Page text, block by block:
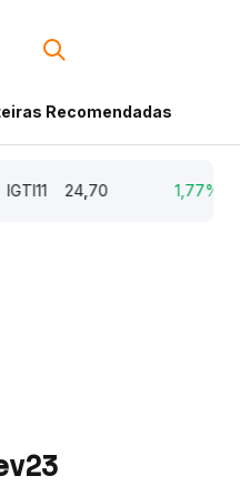
Recomendadas
24,70 1,77%